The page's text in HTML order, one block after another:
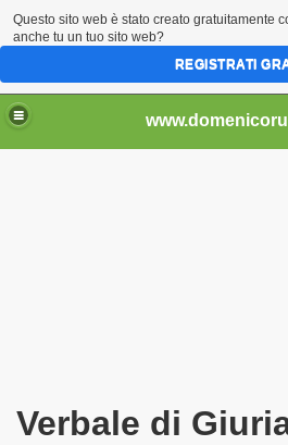
..................................
Verbale di
Questo sito web è stato creato gratuitamente
anche tu un tuo sito web?
REGISTRATI